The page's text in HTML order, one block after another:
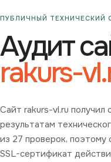
ПУБЛИЧНЫЙ ТЕХНИЧЕСКИЙ
Аудит
rakurs-
Сайт rakurs-vl.ru получил
результатам
из 27 проверок, поэтому
SSL-сертификат